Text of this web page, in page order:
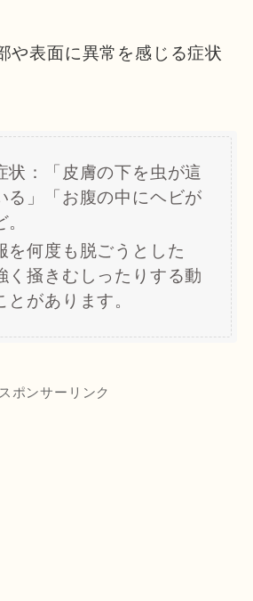
や表面に異常を感じる症状
状：「皮膚の下を虫が這
る」「お腹の中にヘビが
を何度も脱ごうとした
く掻きむしったりする動
とがあります。
スポンサーリンク